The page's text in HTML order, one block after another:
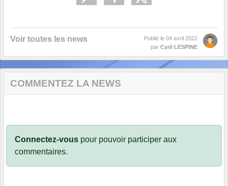
Voir toutes les news Publié le 04 avril 2022
par Cyril LESPINE
COMMENTEZ LA NEWS
Connectez-vous pour pouvoir participer aux
commentaires.